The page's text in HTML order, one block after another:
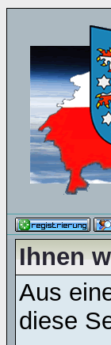
Ihnen
Aus
diese